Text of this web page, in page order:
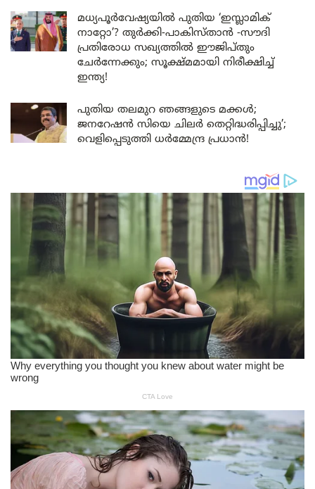
മധ്യപൂർവേഷ്യയിൽ പുതിയ ‘ഇസ്ലാമിക്
നാറ്റോ’? തുർക്കി-പാകിസ്താൻ -സൗദി
പ്രതിരോധ സഖ്യത്തിൽ ഈജിപ്തും
ചേർന്നേക്കും; സൂക്ഷ്മമായി നിരീക്ഷിച്ച്
ഇന്ത്യ!
പുതിയ തലമുറ ഞങ്ങളുടെ മക്കൾ;
ജനറേഷൻ സിയെ ചിലർ തെറ്റിദ്ധരിപ്പിച്ചു’;
വെളിപ്പെടുത്തി ധർമ്മേന്ദ്ര പ്രധാൻ!